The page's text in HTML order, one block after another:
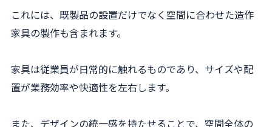
これには、既製品の設置だけでなく空間に合わせた造作
家具の製作も含まれます。
家具は従業員が日常的に触れるものであり、サイズや配
置が業務効率や快適性を左右します。
また、デザインの統一感を持たせることで、空間全体の